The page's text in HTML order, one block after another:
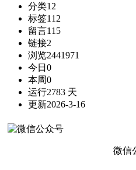
分类12
标签112
留言115
链接2
浏览2441971
今日 0
本周0
运行2783 天
更新2026-3-16
微信